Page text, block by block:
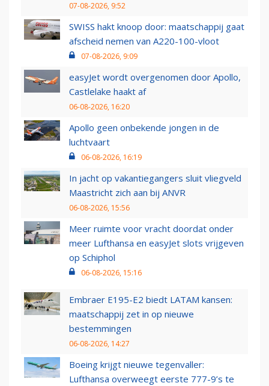
07-08-2026, 9:52
SWISS hakt knoop door: maatschappij gaat
afscheid nemen van A220-100-vloot
07-08-2026, 9:09
easyJet wordt overgenomen door Apollo,
Castlelake haakt af
06-08-2026, 16:20
Apollo geen onbekende jongen in de
luchtvaart
06-08-2026, 16:19
In jacht op vakantiegangers sluit vliegveld
Maastricht zich aan bij ANVR
06-08-2026, 15:56
Meer ruimte voor vracht doordat onder
meer Lufthansa en easyJet slots vrijgeven
op Schiphol
06-08-2026, 15:16
Embraer E195-E2 biedt LATAM kansen:
maatschappij zet in op nieuwe
bestemmingen
06-08-2026, 14:27
Boeing krijgt nieuwe tegenvaller:
Lufthansa overweegt eerste 777-9’s te